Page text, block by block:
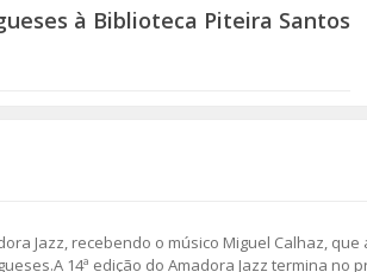
à Biblioteca Piteira Santos
Jazz, recebendo o músico Miguel Calhaz,
14ª edição do Amadora Jazz termina no